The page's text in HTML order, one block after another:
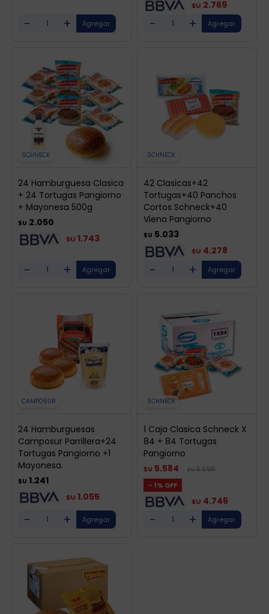
- +
$U 2.769
- +
SCHNECK
24 Hamburguesa Clasica
+ 24 Tortugas Pangiorno
+ Mayonesa 500g
$U 2.050
$U 1.743
- +
SCHNECK
42 Clasicas+42
Tortugas+40 Panchos
Cortos Schneck+40
Viena Pangiorno
$U 5.033
$U 4.278
- +
CAMPOSUR
24 Hamburguesas
Camposur Parrillera+24
Tortugas Pangiorno +1
Mayonesa.
$U 1.241
$U 1.055
- +
SCHNECK
1 Caja Clasica Schneck X
84 + 84 Tortugas
Pangiorno
$U 5.584 $U 5.695
1
$U 4.746
- +